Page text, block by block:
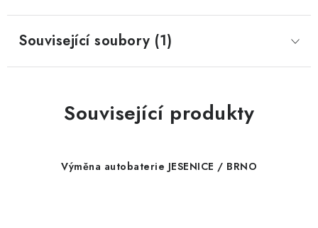
Související soubory (1)
Související produkty
Výměna autobaterie JESENICE / BRNO